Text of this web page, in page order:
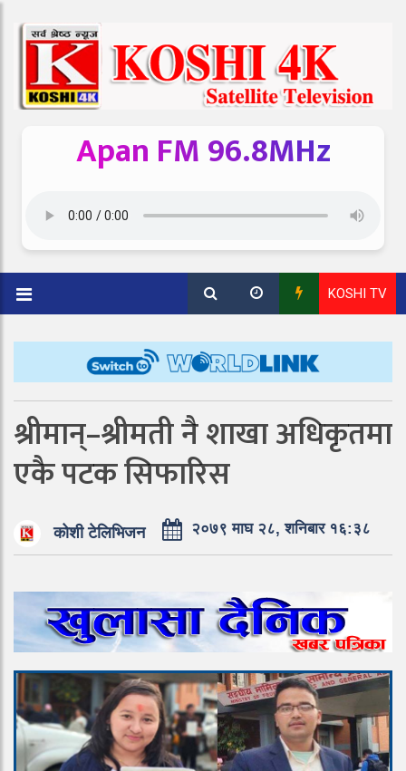
Apan FM 96.8MHz
KOSHI TV
श्रीमान्–श्रीमती नै शाखा अधिकृतमा
एकै पटक सिफारिस
कोशी टेलिभिजन २०७९ माघ २८, शनिबार १६:३८